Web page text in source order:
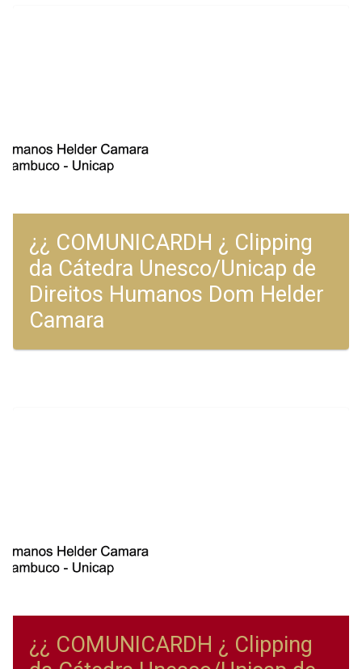
¿¿ COMUNICARDH ¿ Clipping
da Cátedra Unesco/Unicap de
Direitos Humanos Dom Helder
Camara
¿¿ COMUNICARDH ¿ Clipping